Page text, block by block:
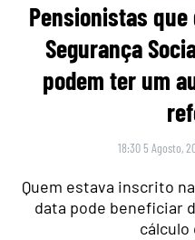
Pensionistas
Segurança
podem ter um
18:30 5 Agosto,
Quem estava inscrito
data pode beneficiar
cálculo